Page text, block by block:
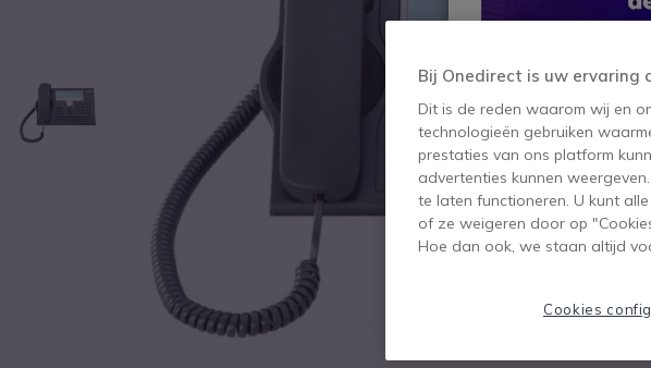
Bij Onedirect is uw ervaring
Dit is de reden waarom wij en
technologieën gebruiken
prestaties van ons platform
advertenties kunnen
te laten functioneren. U kunt
of ze weigeren door op
Hoe dan ook, we staan altijd
Cookies